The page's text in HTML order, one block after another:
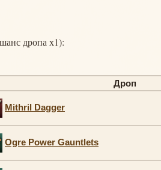
дропа х1):
Дроп
Mithril Dagger
Ogre Power Gauntlets